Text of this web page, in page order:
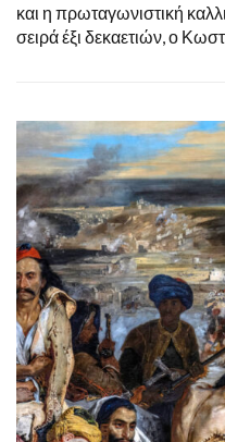
και η πρωταγωνιστική
σειρά έξι δεκαετιών, ο